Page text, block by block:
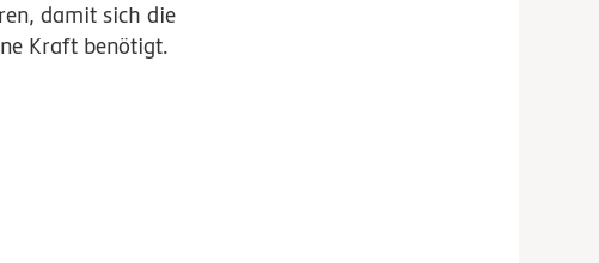
damit sich die
Kraft benötigt.